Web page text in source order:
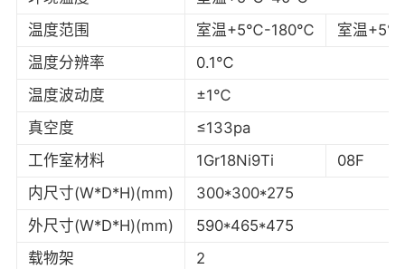
温度范围
室温+5℃-180℃
室温
温度分辨率
0.1℃
温度波动度
±1℃
真空度
≤133pa
工作室材料
1Gr18Ni9Ti
08F
内尺寸(W*D*H)(mm)
300*300*275
外尺寸(W*D*H)(mm)
590*465*475
载物架
2